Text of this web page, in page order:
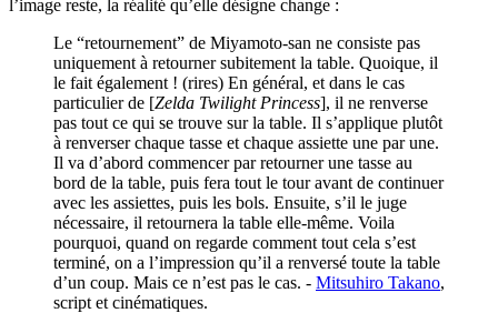
l’image reste, la réalité qu’elle désigne change :
Le “retournement” de Miyamoto-san ne consiste pas
uniquement à retourner subitement la table. Quoique, il
le fait également ! (rires) En général, et dans le cas
particulier de [Zelda Twilight Princess], il ne renverse
pas tout ce qui se trouve sur la table. Il s’applique plutôt
à renverser chaque tasse et chaque assiette une par une.
Il va d’abord commencer par retourner une tasse au
bord de la table, puis fera tout le tour avant de continuer
avec les assiettes, puis les bols. Ensuite, s’il le juge
nécessaire, il retournera la table elle-même. Voila
pourquoi, quand on regarde comment tout cela s’est
terminé, on a l’impression qu’il a renversé toute la table
d’un coup. Mais ce n’est pas le cas. - Mitsuhiro Takano,
script et cinématiques.